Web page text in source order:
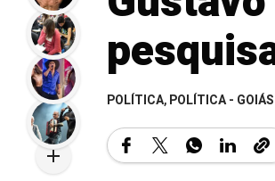
POLÍTICA,POLÍTICA - GOIÁS